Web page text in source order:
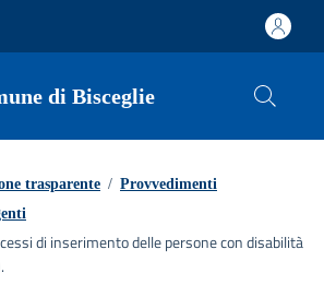
di Bisceglie
trasparente / Provvedimenti
di inserimento delle persone con disabilità